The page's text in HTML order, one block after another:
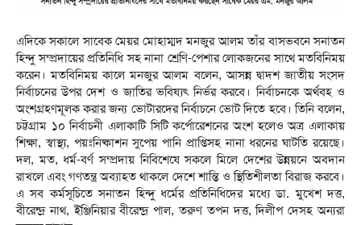
এদিকে সকালে সাবেক মেয়র মোহাম্মদ মনজুর আলম তাঁর বাসভবনে সনাতন
হিন্দু সম্প্রদায়ের প্রতিনিধি সহ নানা শ্রেণি-পেশার লোকজনের সাথে মতবিনিময়
করেন। মতবিনিময় কালে মনজুর আলম বলেন, আসন্ন দ্বাদশ জাতীয় সংসদ
নির্বাচনের উপর দেশ ও জাতির ভবিষ্যৎ নির্ভর করবে। নির্বাচনকে অর্থবহ ও
অংশগ্রহণমূলক করার জন্য ভোটারদের নির্বাচনে ভোট দিতে হবে। তিনি বলেন,
চট্টগ্রাম ১০ নির্বাচনী এলাকাটি সিটি কর্পোরেশনের অংশ হলেও অত্র এলাকায়
শিক্ষা, স্বাস্থ্য, পয়ঃনিষ্কাশন সুপেয় পানি প্রাপ্তিসহ নানা ধরনের ঘাটতি রয়েছে।
দল, মত, ধর্ম-বর্ণ সম্প্রদায় নিবিশেষে সকলে মিলে দেশের উন্নয়নে অবদান
রাখলে এবং গণতন্ত্র অব্যাহত থাকলে দেশে শান্তি ও স্থিতিশীলতা বিরাজ করবে।
এ সব কর্মসূচিতে সনাতন হিন্দু ধর্মের প্রতিনিধিদের মধ্যে ডা. মুখেশ দত্ত,
বীরেন্দ্র নাথ, ইঞ্জিনিয়ার বীরেন্দ্র পাল, তরুণ তপন দত্ত, দিলীপ দেসহ অন্যরা